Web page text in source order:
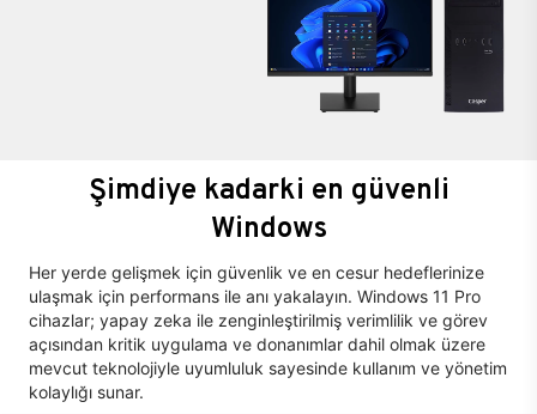
Şimdiye kadarki en güvenli
Windows
Her yerde gelişmek için güvenlik ve en cesur hedeflerinize
ulaşmak için performans ile anı yakalayın. Windows 11 Pro
cihazlar; yapay zeka ile zenginleştirilmiş verimlilik ve görev
açısından kritik uygulama ve donanımlar dahil olmak üzere
mevcut teknolojiyle uyumluluk sayesinde kullanım ve yönetim
kolaylığı sunar.